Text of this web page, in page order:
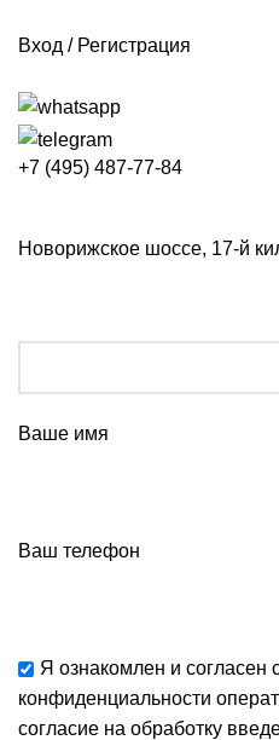
Вход / Регистрация
+7 (495) 487-77-84
Новорижское шоссе, 17-й
Ваше имя
Ваш телефон
Я ознакомлен и согласен
конфиденциальности
согласие на обработку